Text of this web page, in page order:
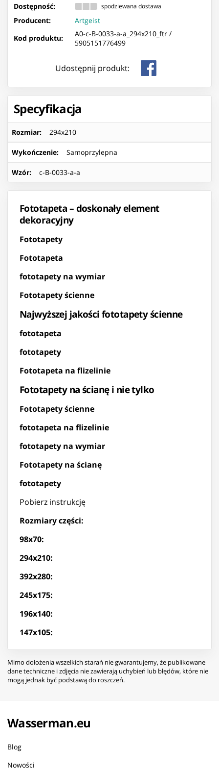
Dostępność: spodziewana dostawa
Producent:
Artgeist
Kod produktu:
A0-c-B-0033-a-a_294x210_ftr /
5905151776499
Udostępnij produkt:
Specyfikacja
Rozmiar: 294x210
Wykończenie: Samoprzylepna
Wzór: c-B-0033-a-a
Fototapeta – doskonały element
dekoracyjny
Fototapety
Fototapeta
fototapety na wymiar
Fototapety ścienne
Najwyższej jakości fototapety ścienne
fototapeta
fototapety
Fototapeta na flizelinie
Fototapety na ścianę i nie tylko
Fototapety ścienne
fototapeta na flizelinie
fototapety na wymiar
Fototapety na ścianę
fototapety
Pobierz instrukcję
Rozmiary części:
98x70:
294x210:
392x280:
245x175:
196x140:
147x105:
Mimo dołożenia wszelkich starań nie gwarantujemy, że publikowane
dane techniczne i zdjęcia nie zawierają uchybień lub błędów, które nie
mogą jednak być podstawą do roszczeń.
Wasserman.eu
Blog
Nowości